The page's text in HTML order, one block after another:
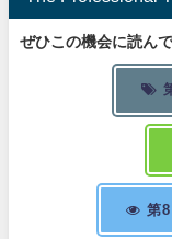
ぜひこの機会に読ん
第